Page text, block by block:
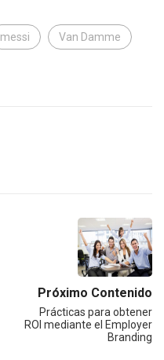
messi Van Damme
Próximo Contenido
Prácticas para obtener
ROI mediante el Employer
Branding